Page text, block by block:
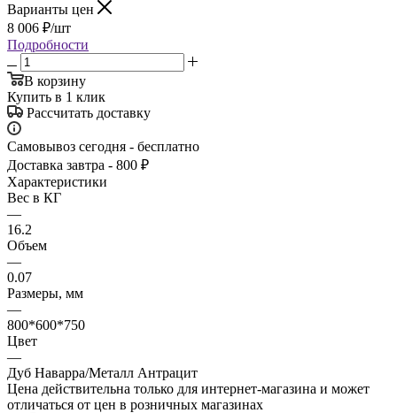
Варианты цен
8 006 ₽/шт
Подробности
В корзину
Купить в 1 клик
Рассчитать доставку
Самовывоз сегодня - бесплатно
Доставка завтра - 800 ₽
Характеристики
Вес в КГ
—
16.2
Объем
—
0.07
Размеры, мм
—
800*600*750
Цвет
—
Дуб Наварра/Металл Антрацит
Цена действительна только для интернет-магазина и может
отличаться от цен в розничных магазинах